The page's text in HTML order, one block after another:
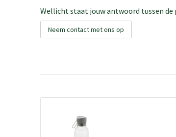
Wellicht staat jouw antwoord tussen
Neem contact met ons op